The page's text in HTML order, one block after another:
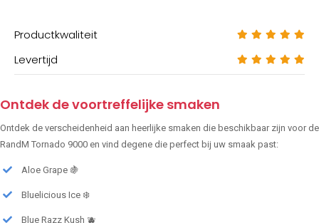
Productkwaliteit
Levertijd
Ontdek de voortreffelijke smaken
Ontdek de verscheidenheid aan heerlijke smaken die beschikbaar zijn voor de
RandM Tornado 9000 en vind degene die perfect bij uw smaak past:
Aloe Grape 🍇
Bluelicious Ice ❄️
Blue Razz Kush 🫐